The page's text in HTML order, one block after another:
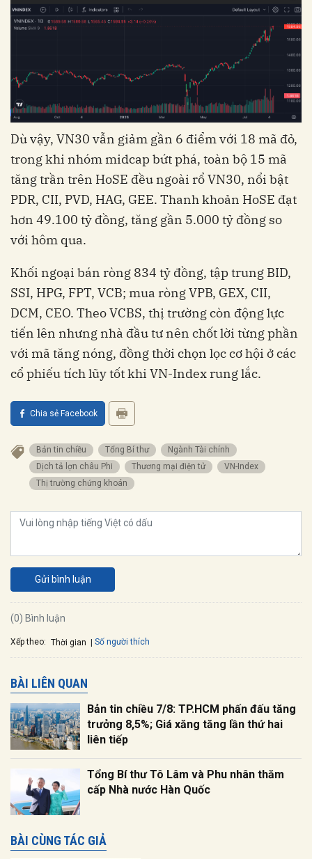
Dù vậy, VN30 vẫn giảm gần 6 điểm với 18 mã đỏ,
trong khi nhóm midcap bứt phá, toàn bộ 15 mã
tăng trần trên HoSE đều ngoài rổ VN30, nổi bật
PDR, CII, PVD, HAG, GEE. Thanh khoản HoSE đạt
hơn 49.100 tỷ đồng, tăng gần 5.000 tỷ đồng so
với hôm qua.
Khối ngoại bán ròng 834 tỷ đồng, tập trung BID,
SSI, HPG, FPT, VCB; mua ròng VPB, GEX, CII,
DCM, CEO. Theo VCBS, thị trường còn động lực
tiến lên nhưng nhà đầu tư nên chốt lời từng phần
với mã tăng nóng, đồng thời chọn lọc cơ hội ở các
cổ phiếu tích lũy tốt khi VN-Index rung lắc.
Chia sẻ Facebook
bản tin chiều Tổng Bí thư
ngành Tài chính
dịch tả lợn châu Phi
thương mại điện tử
VN-Index
thị trường chứng khoán
Gửi bình luận
(0) Bình luận
Xếp theo: Thời gian Số người thích
BÀI LIÊN QUAN
Bản tin chiều 7/8: TP.HCM phấn đấu tăng
trưởng 8,5%; Giá xăng tăng lần thứ hai
liên tiếp
Tổng Bí thư Tô Lâm và Phu nhân thăm
cấp Nhà nước Hàn Quốc
BÀI CÙNG TÁC GIẢ